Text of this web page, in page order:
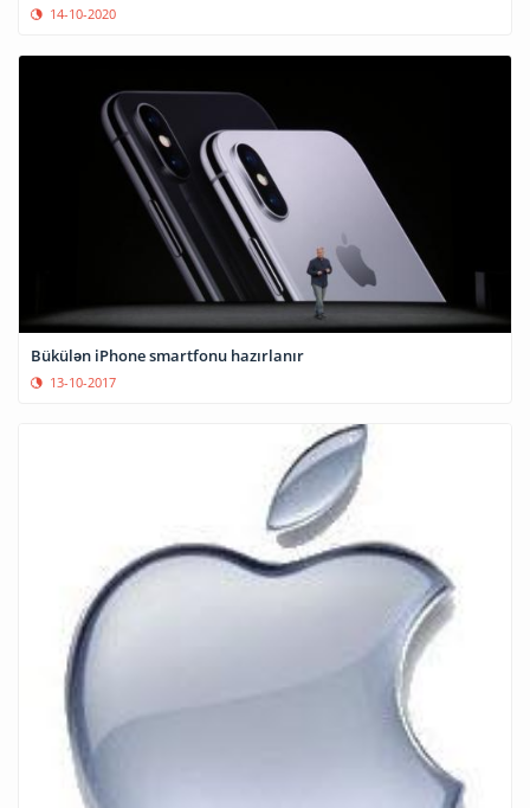
14-10-2020
Bükülən iPhone smartfonu hazırlanır
13-10-2017